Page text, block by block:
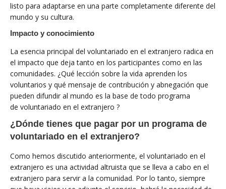
listo para adaptarse en una parte completamente diferente del
mundo y su cultura.
Impacto y conocimiento
La esencia principal del voluntariado en el extranjero radica en
el impacto que deja tanto en los participantes como en las
comunidades. ¿Qué lección sobre la vida aprenden los
voluntarios y qué mensaje de contribución y abnegación que
pueden difundir al mundo es la base de todo programa
de voluntariado en el extranjero ?
¿Dónde tienes que pagar por un programa de
voluntariado en el extranjero?
Como hemos discutido anteriormente, el voluntariado en el
extranjero es una actividad altruista que se lleva a cabo en el
extranjero para servir a la comunidad. Por lo tanto, siempre